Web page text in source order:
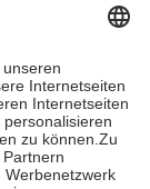
von zehn
die tatsächlichen
Apotheken.
die
je